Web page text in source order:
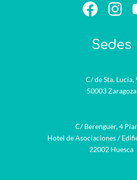
Sedes
C/ de Sta. Lucía,
50003 Zaragoza
C/ Berenguer, 4
Hotel de Asociaciones /
22002 Huesca